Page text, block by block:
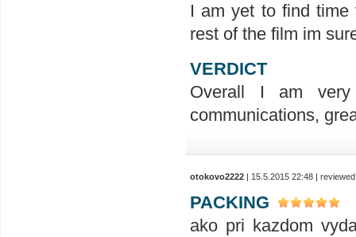
I am yet to find
rest of the film im
VERDICT
Overall I am very
communications,
otokovo2222 | 15.5.2015 22:48 |
PACKING
ako pri kazdom